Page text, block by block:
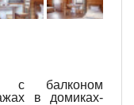
с балконом
в домиках-